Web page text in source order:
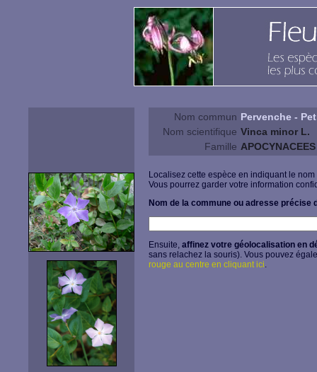
Nom commun Pervenche -
Nom scientifique Vinca minor L.
Famille APOCYNACEES
Localisez cette espèce en indiquant le
Vous pourrez garder votre information
Nom de la commune ou adresse précise
Ensuite, affinez votre géolocalisation en
sans relachez la souris). Vous pouvez
rouge au centre en cliquant ici.